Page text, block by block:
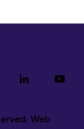
Web